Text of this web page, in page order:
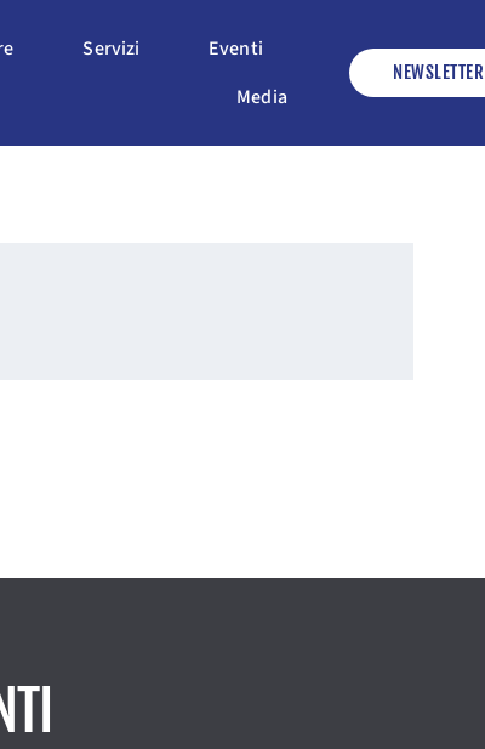
Apri Il Settore
Servizi Apri ServiziEventi
Media Apri Media
NEWSLETTER